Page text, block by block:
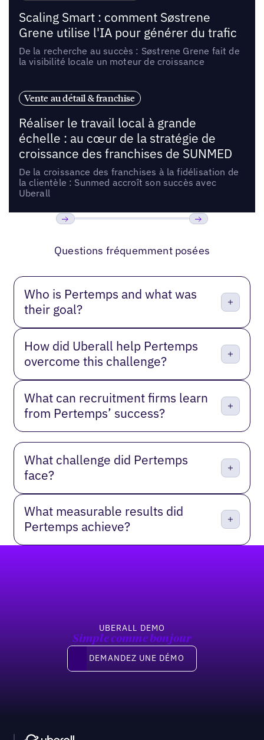
Scaling Smart : comment Søstrene
Grene utilise l'IA pour générer du trafic
De la recherche au succès : Søstrene Grene fait de
la visibilité locale un moteur de croissance
Vente au détail & franchise
Réaliser le travail local à grande
échelle : au cœur de la stratégie de
croissance des franchises de SUNMED
De la croissance des franchises à la fidélisation de
la clientèle : Sunmed accroît son succès avec
Uberall
Questions fréquemment posées
Who is Pertemps and what was
their goal?
How did Uberall help Pertemps
overcome this challenge?
What can recruitment firms learn
from Pertemps’ success?
What challenge did Pertemps
face?
What measurable results did
Pertemps achieve?
UBERALL DEMO
Simple comme bonjour
Demandez une démo
DEMANDEZ UNE DÉMO